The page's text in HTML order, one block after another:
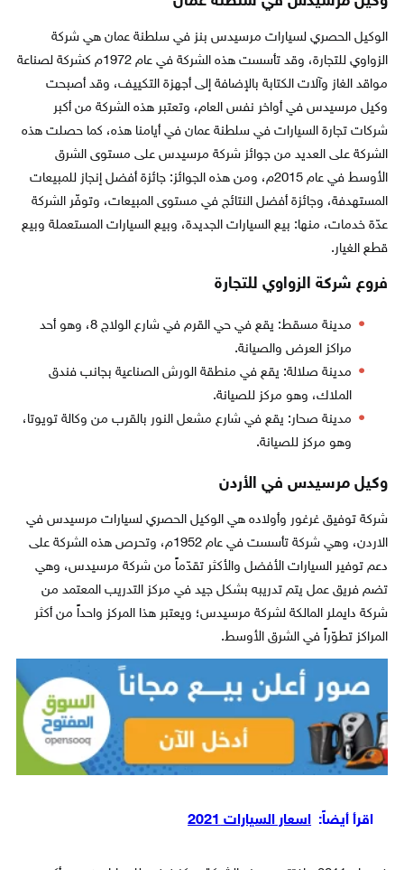
الوكيل الحصري لسيارات مرسيدس بنز في سلطنة عمان هي شركة
الزواوي للتجارة، وقد تأسست هذه الشركة في عام 1972م كشركة لصناعة
مواقد الغاز وآلات الكتابة بالإضافة إلى أجهزة التكييف، وقد أصبحت
وكيل مرسيدس في أواخر نفس العام، وتعتبر هذه الشركة من أكبر
شركات تجارة السيارات في سلطنة عمان في أيامنا هذه، كما حصلت هذه
الشركة على العديد من جوائز شركة مرسيدس على مستوى الشرق
الأوسط في عام 2015م، ومن هذه الجوائز: جائزة أفضل إنجاز للمبيعات
المستهدفة، وجائزة أفضل النتائج في مستوى المبيعات، وتوفّر الشركة
عدّة خدمات، منها: بيع السيارات الجديدة، وبيع السيارات المستعملة وبيع
قطع الغيار.
فروع شركة الزواوي للتجارة
مدينة مسقط: يقع في حي القرم في شارع الولاج 8، وهو أحد
مراكز العرض والصيانة.
مدينة صلالة: يقع في منطقة الورش الصناعية بجانب فندق
الملاك، وهو مركز للصيانة.
مدينة صحار: يقع في شارع مشعل النور بالقرب من وكالة تويوتا،
وهو مركز للصيانة.
وكيل مرسيدس في الأردن
شركة توفيق غرغور وأولاده هي الوكيل الحصري لسيارات مرسيدس في
الاردن، وهي شركة تأسست في عام 1952م، وتحرص هذه الشركة على
دعم توفير السيارات الأفضل والأكثر تقدّماً من شركة مرسيدس، وهي
تضم فريق عمل يتم تدريبه بشكل جيد في مركز التدريب المعتمد من
شركة دايملر المالكة لشركة مرسيدس؛ ويعتبر هذا المركز واحداً من أكثر
المراكز تطوّراً في الشرق الأوسط.
اقرأ أيضاً: اسعار السيارات 2021